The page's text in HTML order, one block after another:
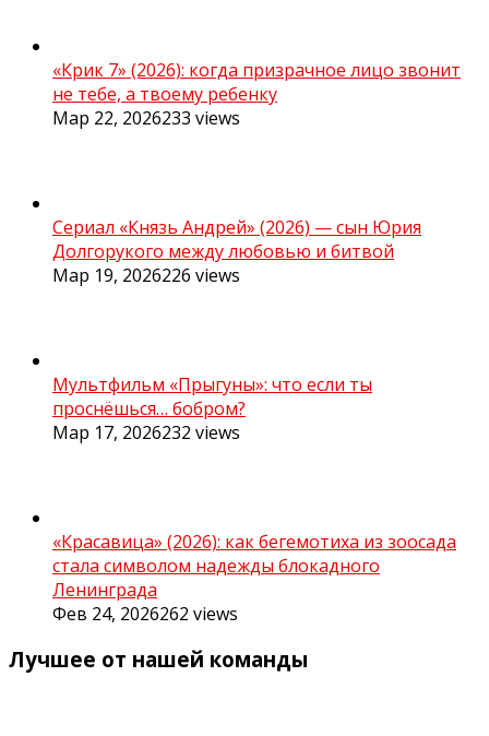
«Крик 7» (2026): когда призрачное лицо звонит
не тебе, а твоему ребенку
Мар 22, 2026233 views
Сериал «Князь Андрей» (2026) — сын Юрия
Долгорукого между любовью и битвой
Мар 19, 2026226 views
Мультфильм «Прыгуны»: что если ты
проснёшься… бобром?
Мар 17, 2026232 views
«Красавица» (2026): как бегемотиха из зоосада
стала символом надежды блокадного
Ленинграда
Фев 24, 2026262 views
Лучшее от нашей команды